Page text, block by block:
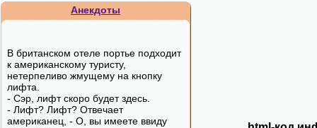
Анекдоты
В британском отеле портье подходит
к американскому туристу,
нетерпеливо жмущему на кнопку
лифта.
- Сэр, лифт скоро будет здесь.
- Лифт? Лифт? Отвечает
американец, - О, вы имеете ввиду